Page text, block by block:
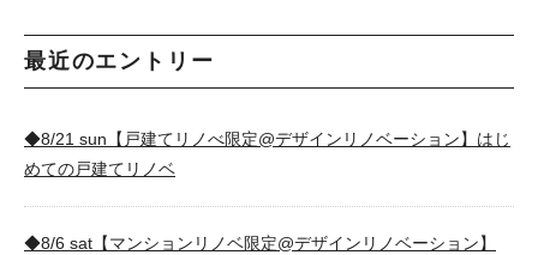
最近のエントリー
◆8/21 sun【戸建てリノべ限定@デザインリノベーション】はじ
めての戸建てリノベ
◆8/6 sat【マンションリノベ限定@デザインリノベーション】